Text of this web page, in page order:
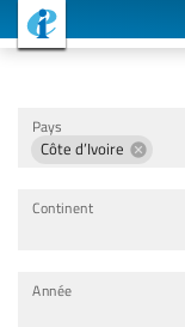
Pays
Côte d’Ivoire
Continent
Année